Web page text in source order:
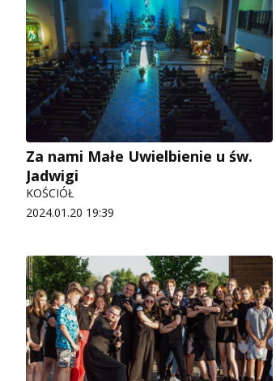
Za nami Małe Uwielbienie u św.
Jadwigi
KOŚCIÓŁ
2024.01.20 19:39